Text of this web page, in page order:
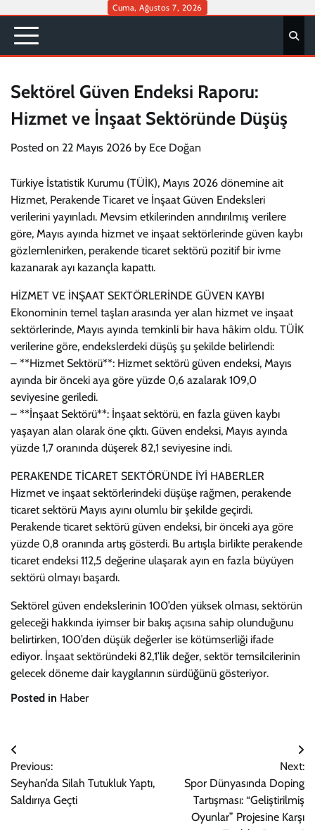
content
Cuma, Ağustos 7, 2026
Sektörel Güven Endeksi Raporu:
Hizmet ve İnşaat Sektöründe Düşüş
Posted on 22 Mayıs 2026 by Ece Doğan
Türkiye İstatistik Kurumu (TÜİK), Mayıs 2026 dönemine ait
Hizmet, Perakende Ticaret ve İnşaat Güven Endeksleri
verilerini yayınladı. Mevsim etkilerinden arındırılmış verilere
göre, Mayıs ayında hizmet ve inşaat sektörlerinde güven kaybı
gözlemlenirken, perakende ticaret sektörü pozitif bir ivme
kazanarak ayı kazançla kapattı.
HİZMET VE İNŞAAT SEKTÖRLERİNDE GÜVEN KAYBI
Ekonominin temel taşları arasında yer alan hizmet ve inşaat
sektörlerinde, Mayıs ayında temkinli bir hava hâkim oldu. TÜİK
verilerine göre, endekslerdeki düşüş şu şekilde belirlendi:
– **Hizmet Sektörü**: Hizmet sektörü güven endeksi, Mayıs
ayında bir önceki aya göre yüzde 0,6 azalarak 109,0
seviyesine geriledi.
– **İnşaat Sektörü**: İnşaat sektörü, en fazla güven kaybı
yaşayan alan olarak öne çıktı. Güven endeksi, Mayıs ayında
yüzde 1,7 oranında düşerek 82,1 seviyesine indi.
PERAKENDE TİCARET SEKTÖRÜNDE İYİ HABERLER
Hizmet ve inşaat sektörlerindeki düşüşe rağmen, perakende
ticaret sektörü Mayıs ayını olumlu bir şekilde geçirdi.
Perakende ticaret sektörü güven endeksi, bir önceki aya göre
yüzde 0,8 oranında artış gösterdi. Bu artışla birlikte perakende
ticaret endeksi 112,5 değerine ulaşarak ayın en fazla büyüyen
sektörü olmayı başardı.
Sektörel güven endekslerinin 100’den yüksek olması, sektörün
geleceği hakkında iyimser bir bakış açısına sahip olunduğunu
belirtirken, 100’den düşük değerler ise kötümserliği ifade
ediyor. İnşaat sektöründeki 82,1’lik değer, sektör temsilcilerinin
gelecek döneme dair kaygılarının sürdüğünü gösteriyor.
Posted in Haber
Yazı
gezinmesi
Previous:
Seyhan’da Silah Tutukluk Yaptı,
Saldırıya Geçti
Next:
Spor Dünyasında Doping
Tartışması: “Geliştirilmiş
Oyunlar” Projesine Karşı